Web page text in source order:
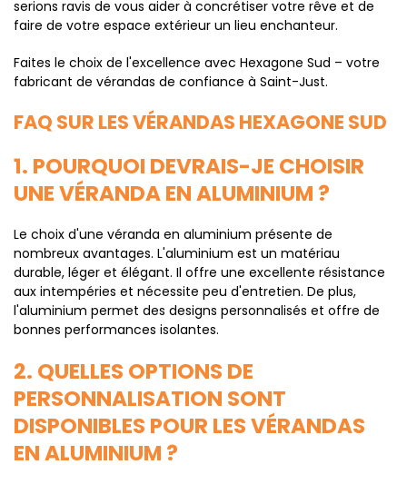
serions ravis de vous aider à concrétiser votre rêve et de
faire de votre espace extérieur un lieu enchanteur.
Faites le choix de l'excellence avec Hexagone Sud – votre
fabricant de vérandas de confiance à Saint-Just.
FAQ SUR LES VÉRANDAS HEXAGONE SUD
1. POURQUOI DEVRAIS-JE CHOISIR
UNE VÉRANDA EN ALUMINIUM ?
Le choix d'une véranda en aluminium présente de
nombreux avantages. L'aluminium est un matériau
durable, léger et élégant. Il offre une excellente résistance
aux intempéries et nécessite peu d'entretien. De plus,
l'aluminium permet des designs personnalisés et offre de
bonnes performances isolantes.
2. QUELLES OPTIONS DE
PERSONNALISATION SONT
DISPONIBLES POUR LES VÉRANDAS
EN ALUMINIUM ?